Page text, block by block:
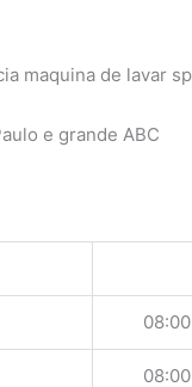
e grande ABC
08:00
08:00